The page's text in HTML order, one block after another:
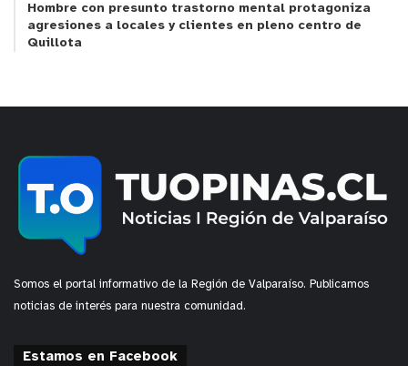
Hombre con presunto trastorno mental protagoniza
agresiones a locales y clientes en pleno centro de
Quillota
Somos el portal informativo de la Región de Valparaíso. Publicamos
noticias de interés para nuestra comunidad.
Estamos en Facebook